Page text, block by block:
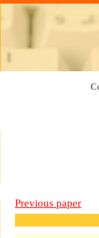
Previous paper